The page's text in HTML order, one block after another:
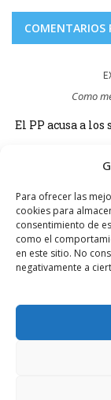
Para ofrecer las
cookies para
consentimiento de
como el
en este sitio. No
negativamente a
COMENTARIOS
Como
El PP acusa a
SÍGUENOS
1.10K+